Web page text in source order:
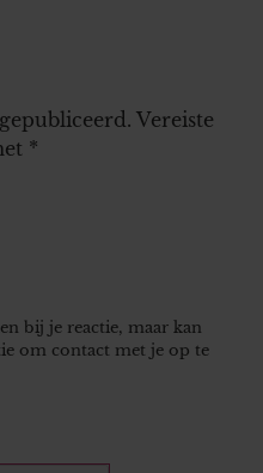
Vereiste
*
bij je reactie, maar kan
om contact met je op te